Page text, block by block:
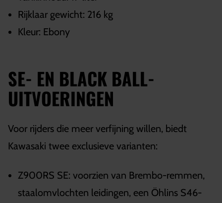
Rijklaar gewicht: 216 kg
Kleur: Ebony
SE- EN BLACK BALL-
UITVOERINGEN
Voor rijders die meer verfijning willen, biedt
Kawasaki twee exclusieve varianten:
Z900RS SE: voorzien van Brembo-remmen,
staalomvlochten leidingen, een Öhlins S46-